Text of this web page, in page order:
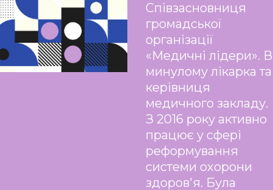
Співзасновниця
громадської
організації
«Медичні лідери». В
минулому лікарка та
керівниця
медичного закладу.
З 2016 року активно
працює у сфері
реформування
системи охорони
здоров'я. Була